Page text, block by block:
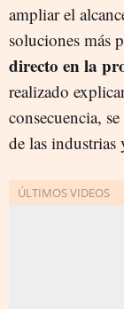
ampliar el
soluciones más
directo en la
realizado
consecuencia,
de las industrias